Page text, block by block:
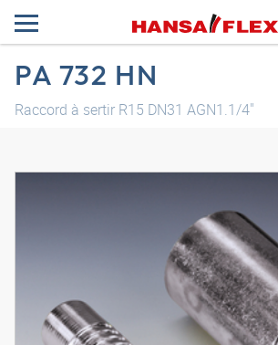
PA 732 HN
Raccord à sertir R15 DN31 AGN1.1/4"